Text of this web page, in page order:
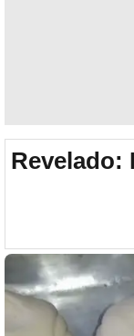
Revelado: